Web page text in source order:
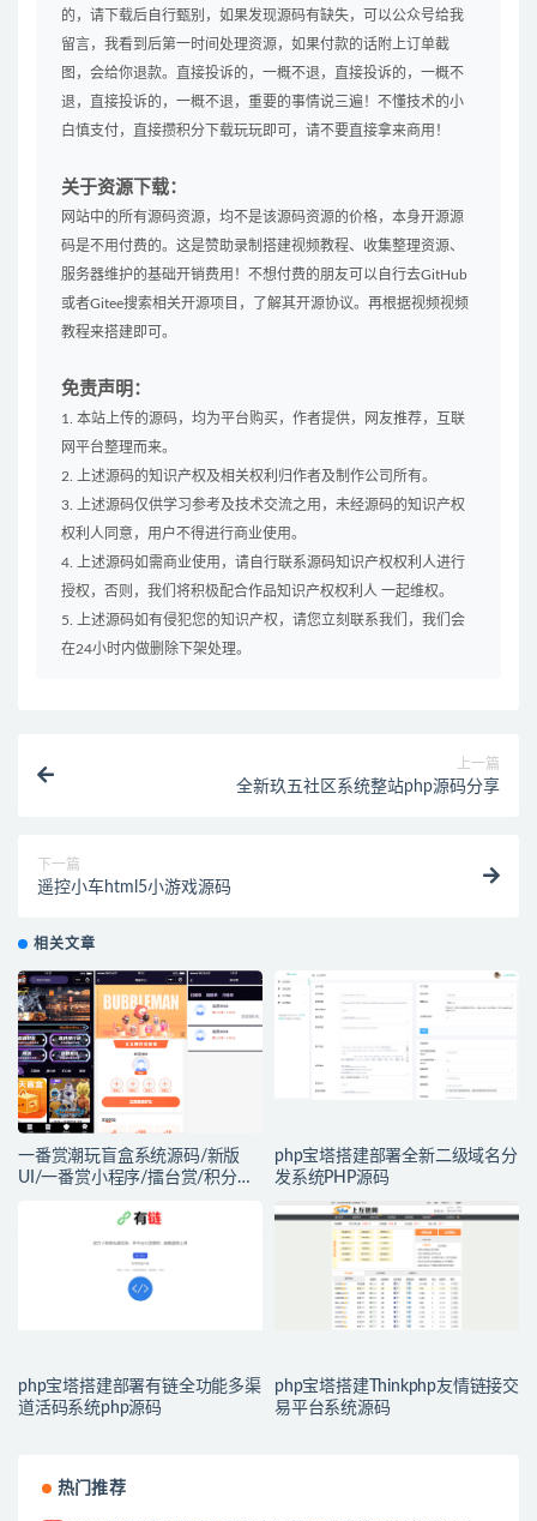
的，请下载后自行甄别，如果发现源码有缺失，可以公众号给我
留言，我看到后第一时间处理资源，如果付款的话附上订单截
图，会给你退款。直接投诉的，一概不退，直接投诉的，一概不
退，直接投诉的，一概不退，重要的事情说三遍！不懂技术的小
白慎支付，直接攒积分下载玩玩即可，请不要直接拿来商用！
关于资源下载：
网站中的所有源码资源，均不是该源码资源的价格，本身开源源
码是不用付费的。这是赞助录制搭建视频教程、收集整理资源、
服务器维护的基础开销费用！不想付费的朋友可以自行去GitHub
或者Gitee搜索相关开源项目，了解其开源协议。再根据视频视频
教程来搭建即可。
免责声明：
1. 本站上传的源码，均为平台购买，作者提供，网友推荐，互联
网平台整理而来。
2. 上述源码的知识产权及相关权利归作者及制作公司所有。
3. 上述源码仅供学习参考及技术交流之用，未经源码的知识产权
权利人同意，用户不得进行商业使用。
4. 上述源码如需商业使用，请自行联系源码知识产权权利人进行
授权，否则，我们将积极配合作品知识产权权利人 一起维权。
5. 上述源码如有侵犯您的知识产权，请您立刻联系我们，我们会
在24小时内做删除下架处理。
上一篇
全新玖五社区系统整站php源码分享
下一篇
遥控小车html5小游戏源码
相关文章
一番赏潮玩盲盒系统源码/新版
UI/一番赏小程序/擂台赏/积分赏/
php宝塔搭建部署全新二级域名分
发系统PHP源码
php宝塔搭建部署有链全功能多渠
道活码系统php源码
php宝塔搭建Thinkphp友情链接交
易平台系统源码
热门推荐